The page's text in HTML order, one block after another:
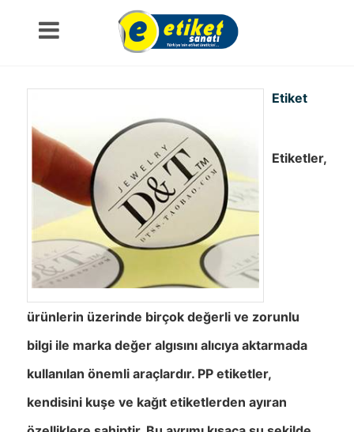
Etiket
Etiketler,
ürünlerin üzerinde birçok değerli ve zorunlu
bilgi ile marka değer algısını alıcıya aktarmada
kullanılan önemli araçlardır. PP etiketler,
kendisini kuşe ve kağıt etiketlerden ayıran